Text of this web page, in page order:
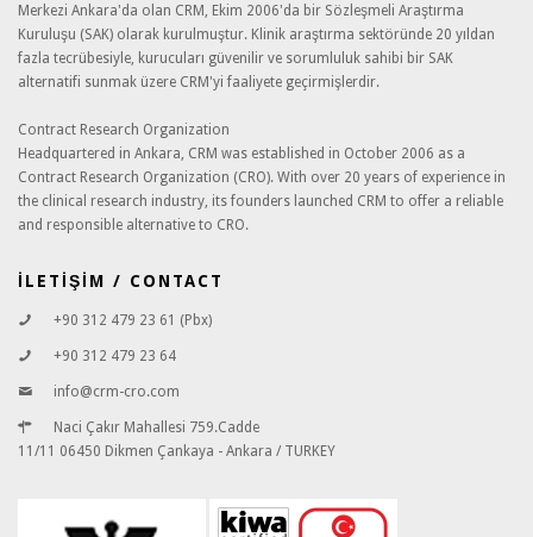
Merkezi Ankara'da olan CRM, Ekim 2006'da bir Sözleşmeli Araştırma
Kuruluşu (SAK) olarak kurulmuştur. Klinik araştırma sektöründe 20 yıldan
fazla tecrübesiyle, kurucuları güvenilir ve sorumluluk sahibi bir SAK
alternatifi sunmak üzere CRM'yi faaliyete geçirmişlerdir.
Contract Research Organization
Headquartered in Ankara, CRM was established in October 2006 as a
Contract Research Organization (CRO). With over 20 years of experience in
the clinical research industry, its founders launched CRM to offer a reliable
and responsible alternative to CRO.
İLETİŞİM / CONTACT
+90 312 479 23 61 (Pbx)
+90 312 479 23 64
info@crm-cro.com
Naci Çakır Mahallesi 759.Cadde
11/11 06450 Dikmen Çankaya - Ankara / TURKEY